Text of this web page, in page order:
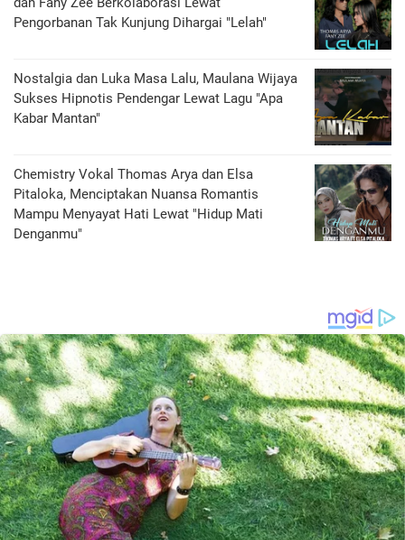
Pengorbanan Tak Kunjung Dihargai "Lelah"
Nostalgia dan Luka Masa Lalu, Maulana Wijaya
Sukses Hipnotis Pendengar Lewat Lagu "Apa
Kabar Mantan"
Chemistry Vokal Thomas Arya dan Elsa
Pitaloka, Menciptakan Nuansa Romantis
Mampu Menyayat Hati Lewat "Hidup Mati
Denganmu"